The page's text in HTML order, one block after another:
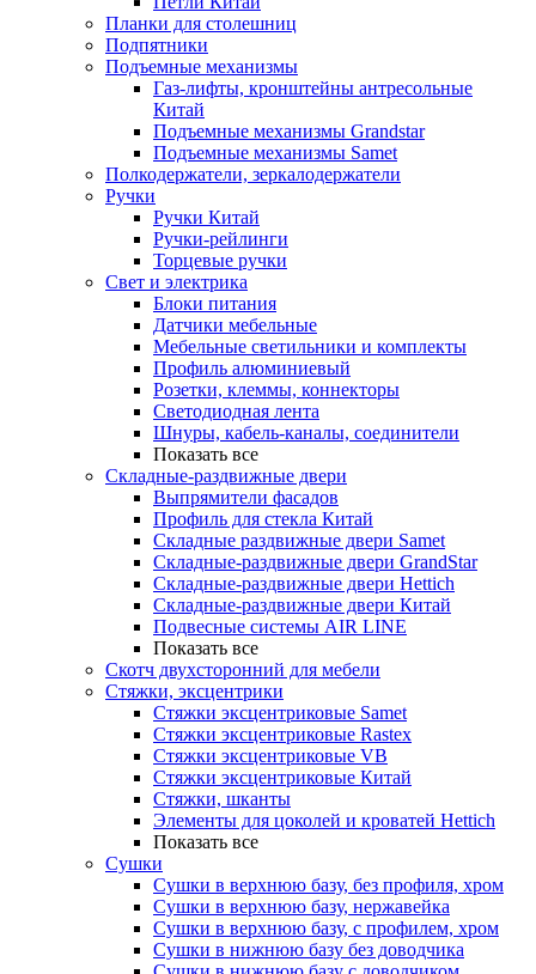
Планки для столешниц
Подпятники
Подъемные механизмы
Газ-лифты, кронштейны антресольные
Китай
Подъемные механизмы Grandstar
Подъемные механизмы Samet
Полкодержатели, зеркалодержатели
Ручки
Ручки Китай
Ручки-рейлинги
Торцевые ручки
Свет и электрика
Блоки питания
Датчики мебельные
Мебельные светильники и комплекты
Профиль алюминиевый
Розетки, клеммы, коннекторы
Светодиодная лента
Шнуры, кабель-каналы, соединители
Показать все
Складные-раздвижные двери
Выпрямители фасадов
Профиль для стекла Китай
Складные раздвижные двери Samet
Складные-раздвижные двери GrandStar
Складные-раздвижные двери Hettich
Складные-раздвижные двери Китай
Подвесные системы AIR LINE
Показать все
Скотч двухсторонний для мебели
Стяжки, эксцентрики
Cтяжки эксцентриковые Samet
Стяжки эксцентриковые Rastex
Стяжки эксцентриковые VB
Стяжки эксцентриковые Китай
Стяжки, шканты
Элементы для цоколей и кроватей Hettich
Показать все
Сушки
Сушки в верхнюю базу, без профиля, хром
Сушки в верхнюю базу, нержавейка
Сушки в верхнюю базу, с профилем, хром
Сушки в нижнюю базу без доводчика